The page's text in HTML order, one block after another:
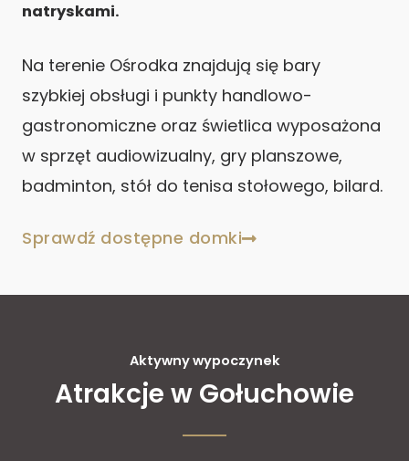
natryskami.
Na terenie Ośrodka znajdują się bary
szybkiej obsługi i punkty handlowo-
gastronomiczne oraz świetlica wyposażona
w sprzęt audiowizualny, gry planszowe,
badminton, stół do tenisa stołowego, bilard.
Sprawdź dostępne domki
Aktywny wypoczynek
Atrakcje w Gołuchowie